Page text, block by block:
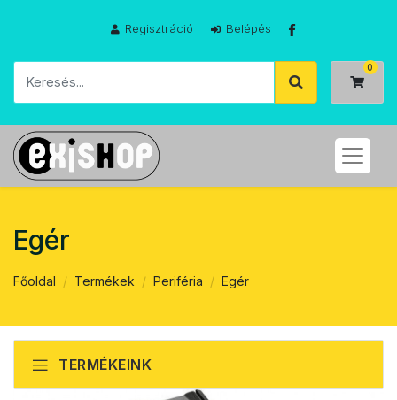
Regisztráció Belépés
Egér
Főoldal Termékek Periféria Egér
TERMÉKEINK